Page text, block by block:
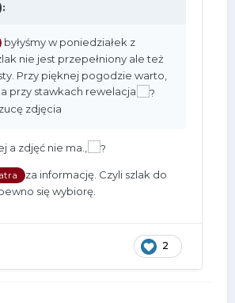
byłyśmy w poniedziałek z
nie jest przepełniony ale też
Przy pięknej pogodzie warto,
a przy stawkach rewelacja
zdjęcia
a zdjęć nie ma.,
za informację. Czyli szlak do
się wybiorę.
2